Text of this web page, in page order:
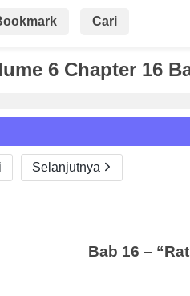
Cari
6 Chapter 16
Selanjutnya
Bab 16 –